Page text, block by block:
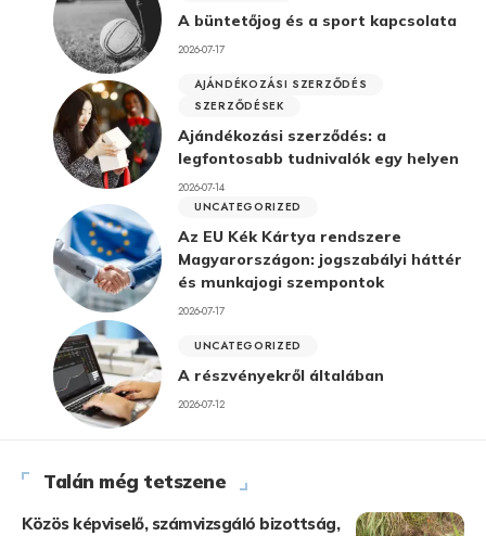
A büntetőjog és a sport kapcsolata
2026-07-17
AJÁNDÉKOZÁSI SZERZŐDÉS
SZERZŐDÉSEK
Ajándékozási szerződés: a
legfontosabb tudnivalók egy helyen
2026-07-14
UNCATEGORIZED
Az EU Kék Kártya rendszere
Magyarországon: jogszabályi háttér
és munkajogi szempontok
2026-07-17
UNCATEGORIZED
A részvényekről általában
2026-07-12
Talán még tetszene
Közös képviselő, számvizsgáló bizottság,